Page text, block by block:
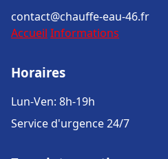
contact@chauffe-eau-46.fr
Accueil Informations
Horaires
Lun-Ven: 8h-19h
Service d'urgence 24/7